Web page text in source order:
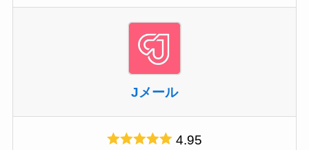
Jメール
4.95